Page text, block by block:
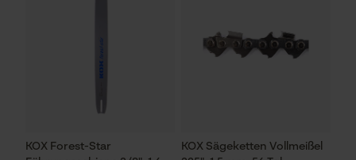
KOX Forest-Star
KOX Sägeketten Vollmeißel